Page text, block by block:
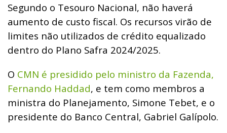
Segundo o Tesouro Nacional, não haverá
aumento de custo fiscal. Os recursos virão de
limites não utilizados de crédito equalizado
dentro do Plano Safra 2024/2025.
O CMN é presidido pelo ministro da Fazenda,
Fernando Haddad, e tem como membros a
ministra do Planejamento, Simone Tebet, e o
presidente do Banco Central, Gabriel Galípolo.